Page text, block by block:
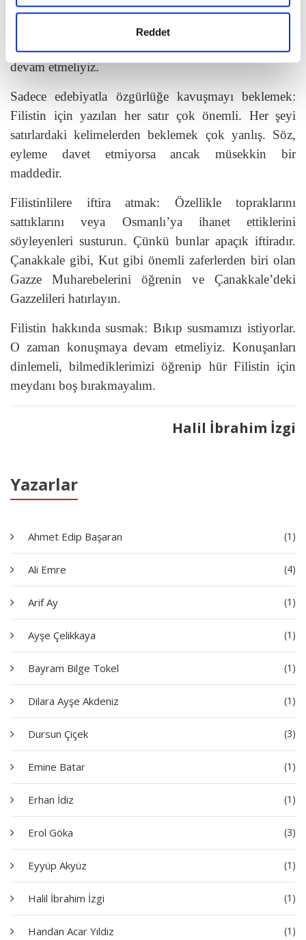
Reddet
Yazarlar
Ahmet Edip Başaran (1)
Ali Emre (4)
Arif Ay (1)
Ayşe Çelikkaya (1)
Bayram Bilge Tokel (1)
Dilara Ayşe Akdeniz (1)
Dursun Çiçek (3)
Emine Batar (1)
Erhan İdiz (1)
Erol Göka (3)
Eyyüp Akyüz (1)
Halil İbrahim İzgi (1)
Handan Acar Yıldız (1)
Muhtemelen derin bir bunalımın içindeler ve sizi de
içine çekmeye çalışıyorlar. Neşe bir direnme biçimidir.
Daima enerjik, pozitif ve çözüme yönelik çabalara
devam etmeliyiz.
Sadece edebiyatla özgürlüğe kavuşmayı beklemek:
Filistin için yazılan her satır çok önemli. Her şeyi
satırlardaki kelimelerden beklemek çok yanlış. Söz,
eyleme davet etmiyorsa ancak müsekkin bir
maddedir.
Filistinlilere iftira atmak: Özellikle topraklarını
sattıklarını veya Osmanlı’ya ihanet ettiklerini
söyleyenleri susturun. Çünkü bunlar apaçık iftiradır.
Çanakkale gibi, Kut gibi önemli zaferlerden biri olan
Gazze Muharebelerini öğrenin ve Çanakkale’deki
Gazzelileri hatırlayın.
Filistin hakkında susmak: Bıkıp susmamızı istiyorlar.
O zaman konuşmaya devam etmeliyiz. Konuşanları
dinlemeli, bilmediklerimizi öğrenip hür Filistin için
meydanı boş bırakmayalım.
Halil İbrahim İzgi